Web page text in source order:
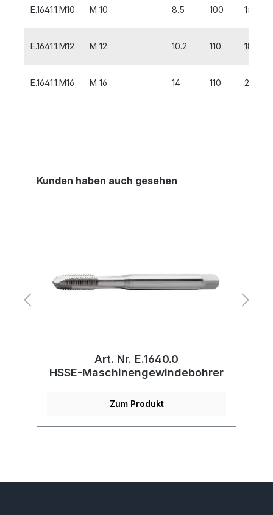
E.1641.1.M10 M 10 8.5 100 15
E.1641.1.M12 M 12 10.2 110 18
E.1641.1.M16 M 16 14 110 20
Kunden haben auch gesehen
Art. Nr. E.1640.0
HSSE-Maschinengewindebohrer
Zum Produkt